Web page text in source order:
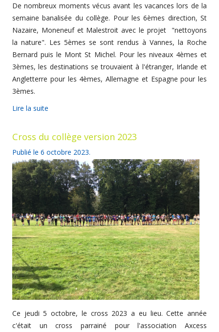
De nombreux moments vécus avant les vacances lors de la
semaine banalisée du collège. Pour les 6èmes direction, St
Nazaire, Moneneuf et Malestroit avec le projet "nettoyons
la nature". Les 5èmes se sont rendus à Vannes, la Roche
Bernard puis le Mont St Michel. Pour les niveaux 4èmes et
3èmes, les destinations se trouvaient à l'étranger, Irlande et
Angletterre pour les 4èmes, Allemagne et Espagne pour les
3èmes.
Lire la suite
Cross du collège version 2023
Publié le 6 octobre 2023.
Ce jeudi 5 octobre, le cross 2023 a eu lieu. Cette année
c'était un cross parrainé pour l'association Axcess